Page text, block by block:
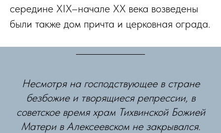
середине XIX–начале ХХ века возведены
были также дом причта и церковная ограда.
Несмотря на господствующее в стране
безбожие и творящиеся репрессии, в
советское время храм Тихвинской Божией
Матери в Алексеевском не закрывался.